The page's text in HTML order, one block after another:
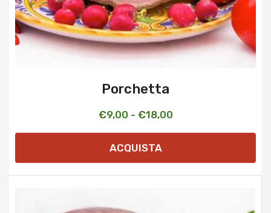
Porchetta
€9,00 - €18,00Fascia
di
ACQUISTA